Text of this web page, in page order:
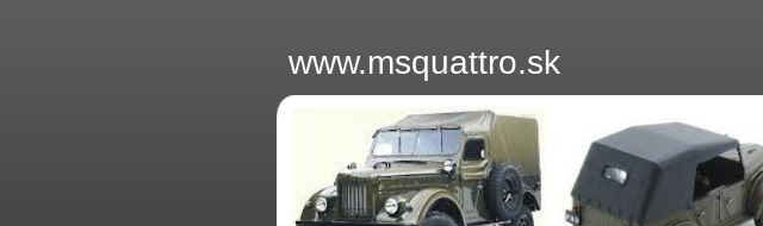
www.msquattro.sk